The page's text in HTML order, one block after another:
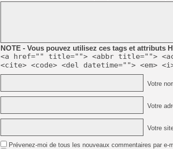
NOTE - Vous pouvez utilisez ces tags et attributs
<a href="" title=""> <abbr title="">
<cite> <code> <del datetime=""> <em>
Votre
Votre
Votre
Prévenez-moi de tous les nouveaux commentaires par e-